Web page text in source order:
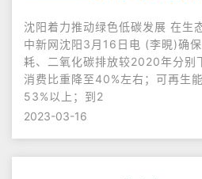
沈阳着力推动绿色低碳发展 在生
中新网沈阳3月16日电 (李晛)确
耗、二氧化碳排放较2020年分别
消费比重降至40%左右；可再生
53%以上；到2
2023-03-16